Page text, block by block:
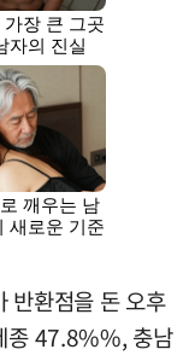
반환점을 돈 오후
종 47.8%%, 충남